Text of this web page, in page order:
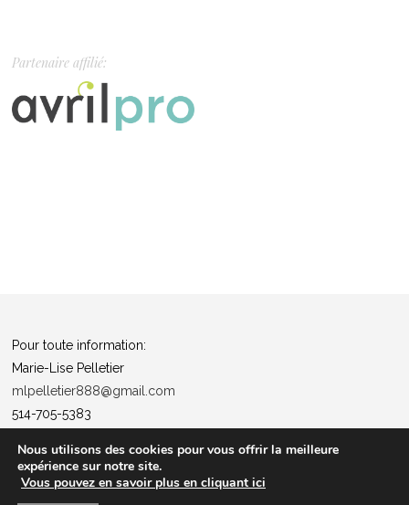
Partenaire affilié:
Pour toute information:
Marie-Lise Pelletier
mlpelletier888@gmail.com
514-705-5383
“Tous ensemble pour la santé”
Nous utilisons des cookies pour vous offrir la meilleure
expérience sur notre site.
Vous pouvez en savoir plus en cliquant ici